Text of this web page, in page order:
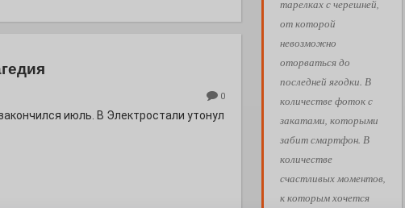
тарелках с черешней,
от которой
невозможно
оторваться до
последней ягодки. В
количестве фоток с
закатами, которыми
забит смартфон. В
количестве
счастливых моментов,
к которым хочется
0
июль. В Электростали утонул